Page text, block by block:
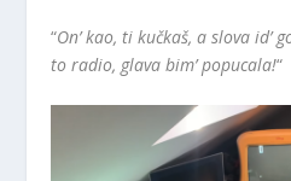
“On’ kao, ti kučkaš, a slova id’
to radio, glava bim’ popucala!“